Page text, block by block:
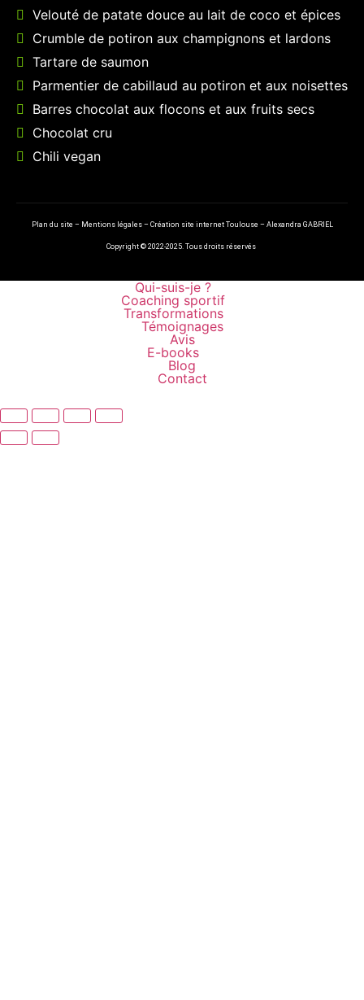
Velouté de patate douce au lait de coco et épices
Crumble de potiron aux champignons et lardons
Tartare de saumon
Parmentier de cabillaud au potiron et aux noisettes
Barres chocolat aux flocons et aux fruits secs
Chocolat cru
Chili vegan
Plan du site – Mentions légales– Création site internet Toulouse – Alexandra GABRIEL
Copyright © 2022-2025. Tous droits réservés
Qui-suis-je ?
Coaching sportif
Transformations
Témoignages
Avis
E-books
Blog
Contact